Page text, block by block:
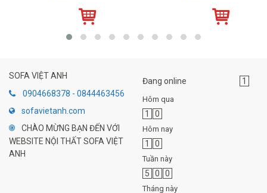
SOFA VIỆT ANH
0904668378 - 0844463456
sofavietanh.com
CHÀO MỪNG BẠN ĐẾN VỚI
WEBSITE NỘI THẤT SOFA VIỆT
ANH
Đang online 1
Hôm qua
1 0
Hôm nay
1 0
Tuần này
5 0 0
Tháng này